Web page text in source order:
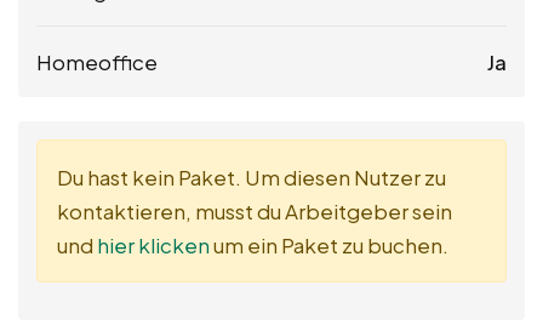
Homeoffice Ja
Du hast kein Paket. Um diesen Nutzer zu
kontaktieren, musst du Arbeitgeber sein
und hier klickenum ein Paket zu buchen.